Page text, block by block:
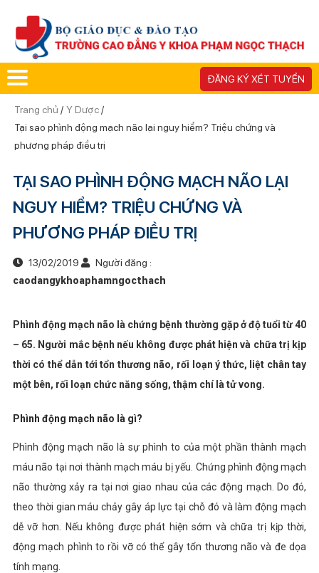
ĐĂNG KÝ XÉT TUYỂN
Trang chủ / Y Dược/
Tại sao phình động mạch não lại nguy hiểm? Triệu chứng và
phương pháp điều trị
TẠI SAO PHÌNH ĐỘNG MẠCH NÃO LẠI
NGUY HIỂM? TRIỆU CHỨNG VÀ
PHƯƠNG PHÁP ĐIỀU TRỊ
13/02/2019
Người đăng :
caodangykhoaphamngocthach
Phình động mạch não là chứng bệnh thường gặp ở độ tuổi từ 40
– 65. Người mắc bệnh nếu không được phát hiện và chữa trị kịp
thời có thể dẫn tới tổn thương não, rối loạn ý thức, liệt chân tay
một bên, rối loạn chức năng sống, thậm chí là tử vong.
Phình động mạch não là gì?
Phình động mạch não là sự phình to của một phần thành mạch
máu não tại nơi thành mạch máu bị yếu. Chứng phình động mạch
não thường xảy ra tại nơi giao nhau của các động mạch. Do đó,
theo thời gian máu chảy gây áp lực tại chỗ đó và làm động mạch
dễ vỡ hơn. Nếu không được phát hiện sớm và chữa trị kịp thời,
động mạch phình to rồi vỡ có thể gây tổn thương não và đe dọa
tính mạng.